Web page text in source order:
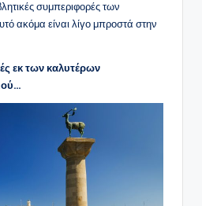
συμπεριφορές των
ακόμα είναι λίγο μπροστά στην
εκ των καλυτέρων